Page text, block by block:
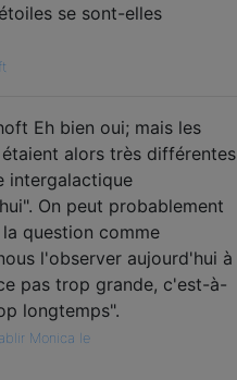
se sont-elles
Eh bien oui; mais les
alors très différentes
intergalactique
On peut probablement
question comme
l'observer aujourd'hui à
pas trop grande, c'est-à-
longtemps".
Monica le